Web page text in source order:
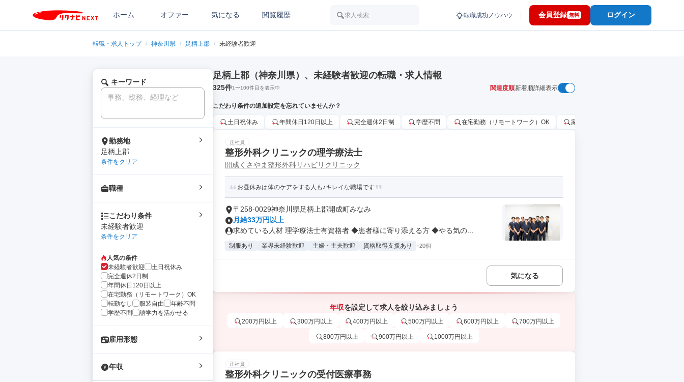
ホーム オファー 気になる 閲覧履歴 求人検索 転職成功ノウハウ 会員登録 無料 ログイン
転職・求人トップ / 神奈川県 / 足柄上郡 / 未経験者歓迎
キーワード
勤務地
足柄上郡
条件をクリア
職種
こだわり条件
未経験者歓迎
条件をクリア
人気の条件
未経験者歓迎
土日祝休み
完全週休2日制
年間休日120日以上
在宅勤務（リモートワーク）OK
転勤なし
服装自由
年齢不問
学歴不問
語学力を活かせる
雇用形態
年収
足柄上郡（神奈川県）、未経験者歓迎の転職・求人情報
325件1〜100件目を表示中 関連度順新着順詳細表示
こだわり条件の追加設定を忘れていませんか？
土日祝休み 年間休日120日以上 完全週休2日制 学歴不問 在宅勤務（リモートワーク）OK 家賃補助・住宅手当あり
正社員
整形外科クリニックの理学療法士
開成くさやま整形外科リハビリクリニック
お昼休みは体のケアをする人も♪キレイな職場です
〒258-0029神奈川県足柄上郡開成町みなみ
月給33万円以上
求めている人材 理学療法士有資格者 ◆患者様に寄り添える方 ◆やる気の...
制服あり 業界未経験歓迎 主婦・主夫歓迎 資格取得支援あり +20個
気になる
年収を設定して求人を絞り込みましょう
200万円以上 300万円以上 400万円以上 500万円以上 600万円以上 700万円以上
800万円以上 900万円以上 1000万円以上
正社員
整形外科クリニックの受付医療事務